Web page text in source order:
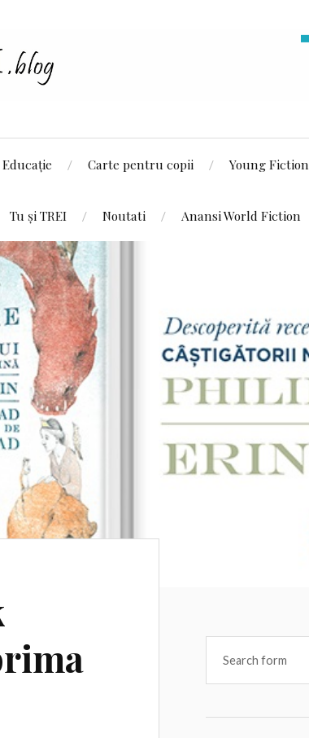
Educație Carte pentru copii Young Fiction
Tu și TREI Noutati Anansi World Fiction